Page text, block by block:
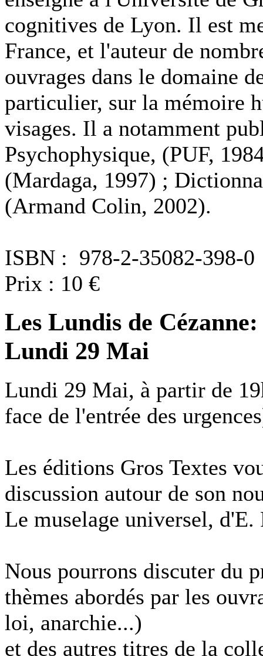
cognitives de Lyon. Il est
France, et l'auteur de
ouvrages dans le domaine
particulier, sur la mémoire
visages. Il a notamment
Psychophysique, (PUF,
(Mardaga, 1997) ;
(Armand Colin, 2002).
ISBN : 978-2-35082-398-
Prix : 10 €
Les Lundis de
Lundi 29 Mai
Lundi 29 Mai, à partir de
face de l'entrée des
Les éditions Gros Textes
discussion autour de son
Le muselage universel,
Nous pourrons discuter du
thèmes abordés par les
loi, anarchie...)
et des autres titres de la